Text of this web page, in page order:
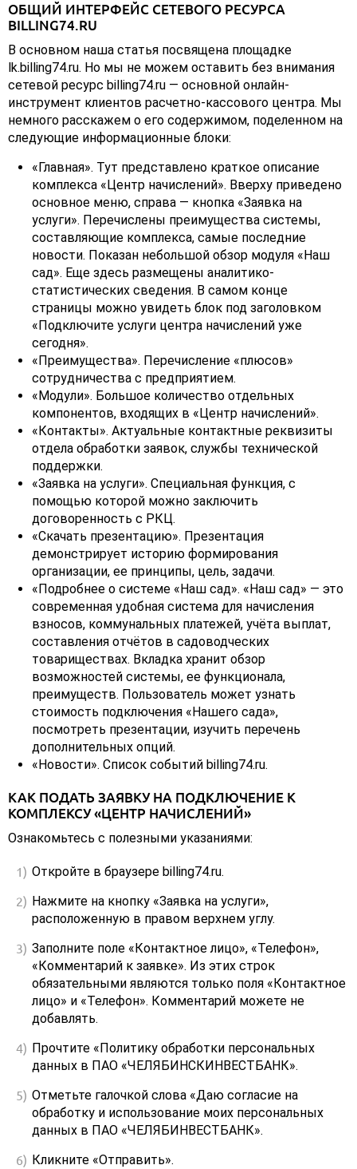
ОБЩИЙ ИНТЕРФЕЙС СЕТЕВОГО РЕСУРСА
BILLING74.RU
В основном наша статья посвящена площадке
lk.billing74.ru. Но мы не можем оставить без внимания
сетевой ресурс billing74.ru — основной онлайн-
инструмент клиентов расчетно-кассового центра. Мы
немного расскажем о его содержимом, поделенном на
следующие информационные блоки:
«Главная». Тут представлено краткое описание
комплекса «Центр начислений». Вверху приведено
основное меню, справа — кнопка «Заявка на
услуги». Перечислены преимущества системы,
составляющие комплекса, самые последние
новости. Показан небольшой обзор модуля «Наш
сад». Еще здесь размещены аналитико-
статистических сведения. В самом конце
страницы можно увидеть блок под заголовком
«Подключите услуги центра начислений уже
сегодня».
«Преимущества». Перечисление «плюсов»
сотрудничества с предприятием.
«Модули». Большое количество отдельных
компонентов, входящих в «Центр начислений».
«Контакты». Актуальные контактные реквизиты
отдела обработки заявок, службы технической
поддержки.
«Заявка на услуги». Специальная функция, с
помощью которой можно заключить
договоренность с РКЦ.
«Скачать презентацию». Презентация
демонстрирует историю формирования
организации, ее принципы, цель, задачи.
«Подробнее о системе «Наш сад». «Наш сад» — это
современная удобная система для начисления
взносов, коммунальных платежей, учёта выплат,
составления отчётов в садоводческих
товариществах. Вкладка хранит обзор
возможностей системы, ее функционала,
преимуществ. Пользователь может узнать
стоимость подключения «Нашего сада»,
посмотреть презентации, изучить перечень
дополнительных опций.
«Новости». Список событий billing74.ru.
КАК ПОДАТЬ ЗАЯВКУ НА ПОДКЛЮЧЕНИЕ К
КОМПЛЕКСУ «ЦЕНТР НАЧИСЛЕНИЙ»
Ознакомьтесь с полезными указаниями:
Откройте в браузере billing74.ru.
Нажмите на кнопку «Заявка на услуги»,
расположенную в правом верхнем углу.
Заполните поле «Контактное лицо», «Телефон»,
«Комментарий к заявке». Из этих строк
обязательными являются только поля «Контактное
лицо» и «Телефон». Комментарий можете не
добавлять.
Прочтите «Политику обработки персональных
данных в ПАО «ЧЕЛЯБИНСКИНВЕСТБАНК».
Отметьте галочкой слова «Даю согласие на
обработку и использование моих персональных
данных в ПАО «ЧЕЛЯБИНВЕСТБАНК».
Кликните «Отправить».